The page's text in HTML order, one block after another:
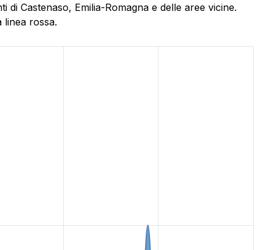
Castenaso, Emilia-Romagna e delle aree vicine.
linea rossa.